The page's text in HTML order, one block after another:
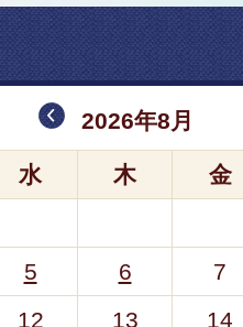
2026年8月
水 木 金
5 6
7
12 13
14